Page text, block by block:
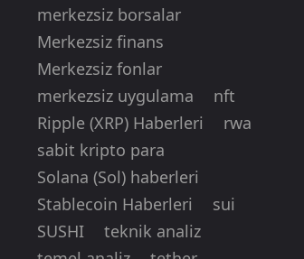
merkezsiz borsalar
Merkezsiz finans
Merkezsiz fonlar
merkezsiz uygulama
nft
Ripple (XRP) Haberleri
rwa
sabit kripto para
Solana (Sol) haberleri
Stablecoin Haberleri
sui
SUSHI
teknik analiz